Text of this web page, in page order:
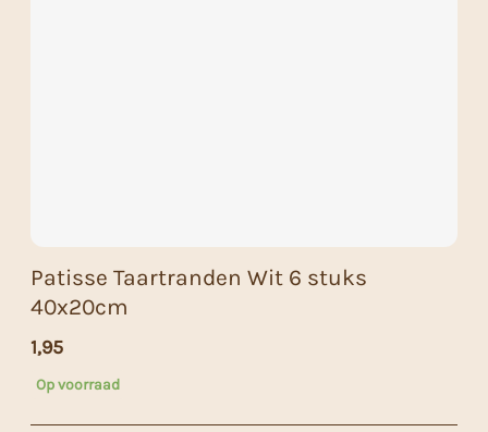
Patisse Taartranden Wit 6 stuks
40x20cm
1,95
Op voorraad